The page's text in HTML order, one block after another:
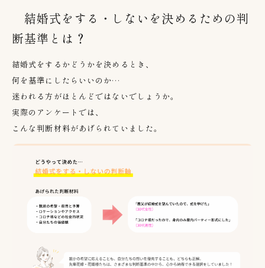
結婚式をする・しないを決めるための判
断基準とは？
結婚式をするかどうかを決めるとき、
何を基準にしたらいいのか…
迷われる方がほとんどではないでしょうか。
実際のアンケートでは、
こんな判断材料があげられていました。